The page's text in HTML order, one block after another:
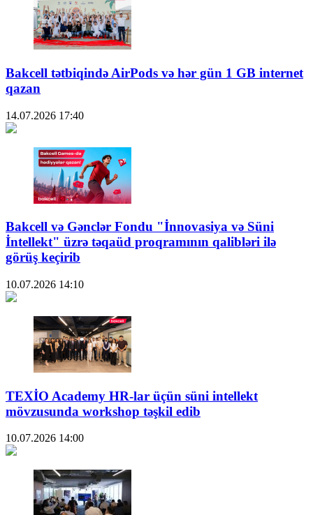
Bakcell tətbiqində AirPods və hər gün 1 GB internet
qazan
14.07.2026 17:40
Bakcell və Gənclər Fondu "İnnovasiya və Süni
İntellekt" üzrə təqaüd proqramının qalibləri ilə
görüş keçirib
10.07.2026 14:10
TEXİO Academy HR-lar üçün süni intellekt
mövzusunda workshop təşkil edib
10.07.2026 14:00